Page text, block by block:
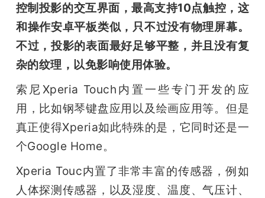
控制投影的交互界面，最高支持10点触控，这
和操作安卓平板类似，只不过没有物理屏幕。
不过，投影的表面最好足够平整，并且没有复
杂的纹理，以免影响使用体验。
索尼Xperia Touch内置一些专门开发的应
用，比如钢琴键盘应用以及绘画应用等。但是
真正使得Xperia如此特殊的是，它同时还是一
个Google Home。
Xperia Touc内置了非常丰富的传感器，例如
人体探测传感器，以及湿度、温度、气压计、